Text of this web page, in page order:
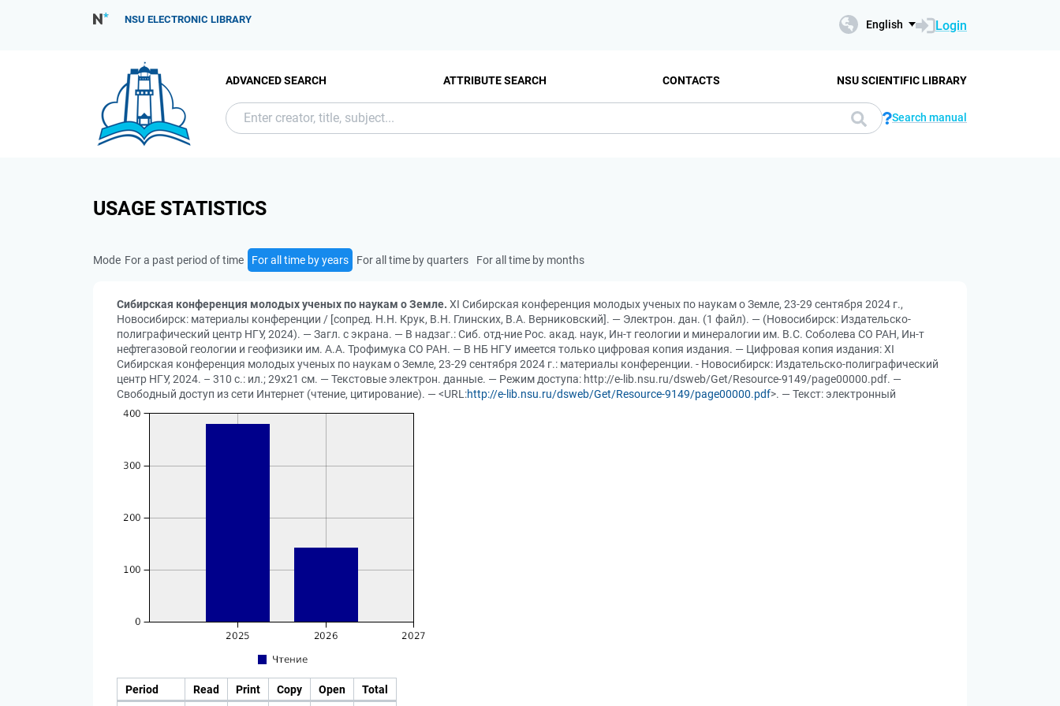
NSU ELECTRONIC LIBRARY English Login
ADVANCED SEARCH ATTRIBUTE SEARCH CONTACTS NSU SCIENTIFIC LIBRARY
Search manual
USAGE STATISTICS
Mode For a past period of time For all time by years For all time by quarters For all time by months
Сибирская конференция молодых ученых по наукам о Земле. XI Сибирская конференция молодых ученых по наукам о Земле, 23-29 сентября 2024 г.,
Новосибирск: материалы конференции / [сопред. Н.Н. Крук, В.Н. Глинских, В.А. Верниковский]. — Электрон. дан. (1 файл). — (Новосибирск: Издательско-
полиграфический центр НГУ, 2024). — Загл. с экрана. — В надзаг.: Сиб. отд-ние Рос. акад. наук, Ин-т геологии и минералогии им. В.С. Соболева СО РАН, Ин-т
нефтегазовой геологии и геофизики им. А.А. Трофимука СО РАН. — В НБ НГУ имеется только цифровая копия издания. — Цифровая копия издания: XI
Сибирская конференция молодых ученых по наукам о Земле, 23-29 сентября 2024 г.: материалы конференции. - Новосибирск: Издательско-полиграфический
центр НГУ, 2024. – 310 с.: ил.; 29х21 см. — Текстовые электрон. данные. — Режим доступа: http://e-lib.nsu.ru/dsweb/Get/Resource-9149/page00000.pdf. —
Свободный доступ из сети Интернет (чтение, цитирование). — <URL:http://e-lib.nsu.ru/dsweb/Get/Resource-9149/page00000.pdf>. — Текст: электронный
Period Read Print Copy Open
Total